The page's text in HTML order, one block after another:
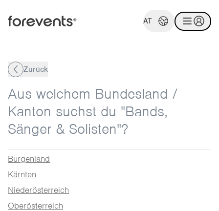
AT
Zurück
Aus welchem Bundesland /
Kanton suchst du "Bands,
Sänger & Solisten"?
Burgenland
Kärnten
Niederösterreich
Oberösterreich